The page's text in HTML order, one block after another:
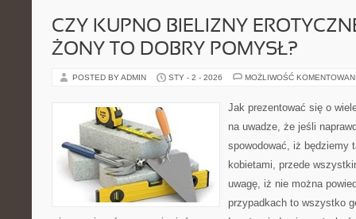
CZY KUPNO BIELIZNY
ŻONY TO DOBRY POMYSŁ?
POSTED BY ADMIN STY - 2 - 2026 MOŻLIWOŚĆ
Jak prezentować się o
na uwadze, że jeśli
spowodować, iż będziemy
kobietami, przede
uwagę, iż nie można
przypadkach to wszystko